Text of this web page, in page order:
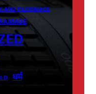
AND PILGRIMAGE
धर्म